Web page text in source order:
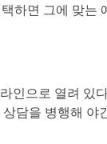
하면 그에 맞
인으로 열려
담을 병행해